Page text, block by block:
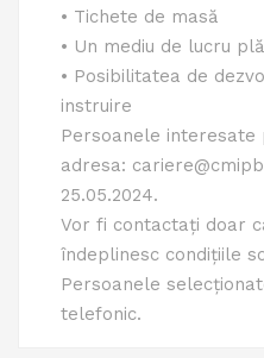
• Tichete de masă
• Un mediu de lucru
• Posibilitatea de
instruire
Persoanele interesate
adresa:
25.05.2024.
Vor fi contactați doar
îndeplinesc condițiile
Persoanele
telefonic.